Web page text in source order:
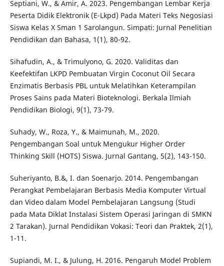
Septiani, W., & Amir, A. 2023. Pengembangan Lembar Kerja
Peserta Didik Elektronik (E-Lkpd) Pada Materi Teks Negosiasi
Siswa Kelas X Sman 1 Sarolangun. Simpati: Jurnal Penelitian
Pendidikan dan Bahasa, 1(1), 80-92.
Sihafudin, A., & Trimulyono, G. 2020. Validitas dan
Keefektifan LKPD Pembuatan Virgin Coconut Oil Secara
Enzimatis Berbasis PBL untuk Melatihkan Keterampilan
Proses Sains pada Materi Bioteknologi. Berkala Ilmiah
Pendidikan Biologi, 9(1), 73-79.
Suhady, W., Roza, Y., & Maimunah, M., 2020.
Pengembangan Soal untuk Mengukur Higher Order
Thinking Skill (HOTS) Siswa. Jurnal Gantang, 5(2), 143-150.
Suheriyanto, B.&, I. dan Soenarjo. 2014. Pengembangan
Perangkat Pembelajaran Berbasis Media Komputer Virtual
dan Video dalam Model Pembelajaran Langsung (Studi
pada Mata Diklat Instalasi Sistem Operasi Jaringan di SMKN
2 Tarakan). Jurnal Pendidikan Vokasi: Teori dan Praktek, 2(1),
1-11.
Supiandi, M. I., & Julung, H. 2016. Pengaruh Model Problem